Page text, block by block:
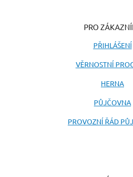
PRO
PŘIHLÁŠENÍ
VĚRNOSTNÍ
HERNA
PŮJČOVNA
PROVOZNÍ ŘÁD